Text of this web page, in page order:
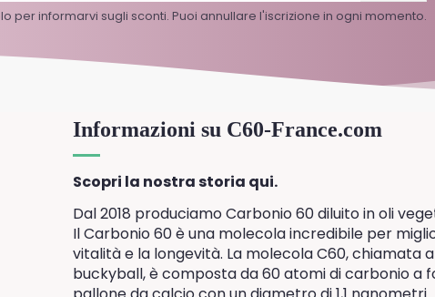
per informarvi sugli sconti. Puoi annullare l'iscrizione in ogni momento.
Informazioni su C60-France.com
Scopri la nostra storia qui.
Dal 2018 produciamo Carbonio 60 diluito in oli
Il Carbonio 60 è una molecola incredibile per
vitalità e la longevità. La molecola C60, chiamata
buckyball, è composta da 60 atomi di carbonio a